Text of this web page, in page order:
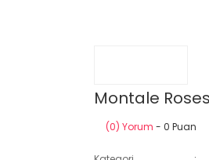
Montale
(0) Yorum - 0 Puan